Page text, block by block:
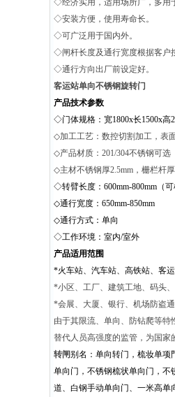
◇经济实用，适用场所广，多用
◇安装方便，使用寿命长。
◇可广泛用于国内外。
◇闸杆长度及通行宽度根据客户
◇通行方向出厂前设定好。
客运站单向不锈钢旋转门
产品技术参数
◇门体规格：宽1800x长1500x高
◇加工工艺：数控切割加工，表
◇产品材质：201/304不锈钢可选
◇主材不锈钢厚2.5mm，栅栏杆
◇转臂长度：600mm-800mm（
◇通行宽度：650mm-850mm
◇通行方式：单向
◇工作环境：室内/室外
产品适用范围
*火车站、汽车站、高铁站、客
*小区、工厂、建筑工地、码头
*会展、大厦、银行、机场防盗
由于其限流、单向、防钻爬等
替代人员高强度的监管，为国家
转闸别名：单向转门，梳妆单项
单向门，不锈钢梳状单向门，不
道、白钢手动单向门、一米高单